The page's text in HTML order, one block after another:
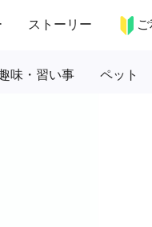
ストーリー
味・習い事 ペット